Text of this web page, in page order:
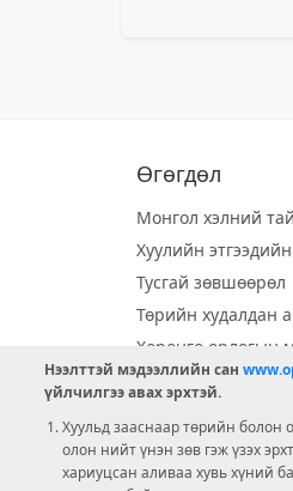
Өгөгдөл
Монгол хэлний
Хуулийн
Тусгай зөвшөөрөл
Төрийн худалдан
Хөрөнгө орлогын
Орон нутгийн
Ээлжит сонгууль
Ашигт малтмал
Нээлттэй мэдээллийн сан
үйлчилгээ авах эрхтэй.
Хуульд зааснаар төрийн болон
олон нийт үнэн зөв гэж үзэх
хариуцсан аливаа хувь хүний